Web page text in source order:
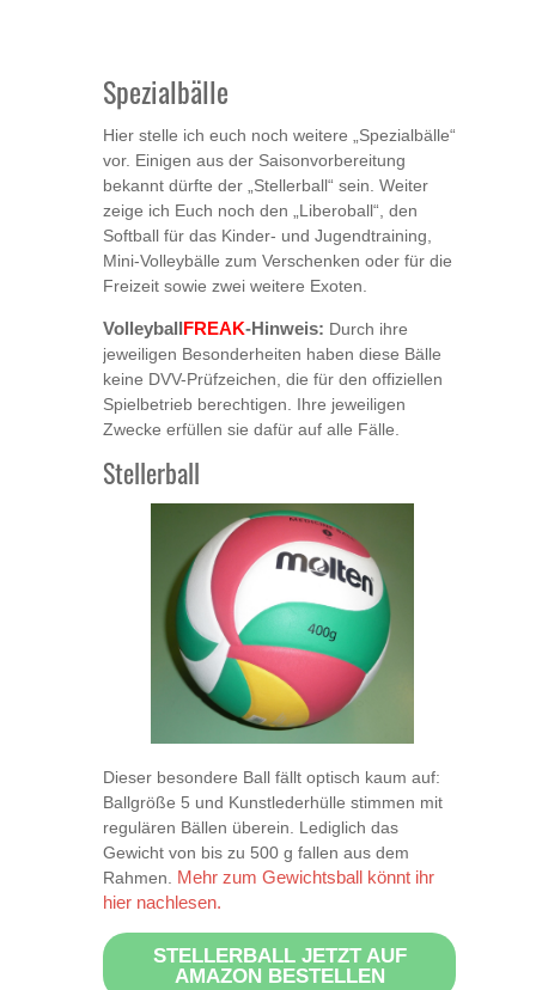
Spezialbälle
Hier stelle ich euch noch weitere „Spezialbälle“
vor. Einigen aus der Saisonvorbereitung
bekannt dürfte der „Stellerball“ sein. Weiter
zeige ich Euch noch den „Liberoball“, den
Softball für das Kinder- und Jugendtraining,
Mini-Volleybälle zum Verschenken oder für die
Freizeit sowie zwei weitere Exoten.
Volleyball FREAK-Hinweis: Durch ihre
jeweiligen Besonderheiten haben diese Bälle
keine DVV-Prüfzeichen, die für den offiziellen
Spielbetrieb berechtigen. Ihre jeweiligen
Zwecke erfüllen sie dafür auf alle Fälle.
Stellerball
Dieser besondere Ball fällt optisch kaum auf:
Ballgröße 5 und Kunstlederhülle stimmen mit
regulären Bällen überein. Lediglich das
Gewicht von bis zu 500 g fallen aus dem
Rahmen. Mehr zum Gewichtsball könnt ihr
hier nachlesen.
STELLERBALL JETZT AUF
AMAZON BESTELLEN